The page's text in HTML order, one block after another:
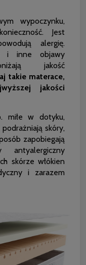
wypoczynku,
Jest
alergię.
i inne objawy
jakość
takie materace,
jakości
miłe w dotyku,
skóry,
zapobiegają
antyalergiczny
skórze włókien
i zarazem